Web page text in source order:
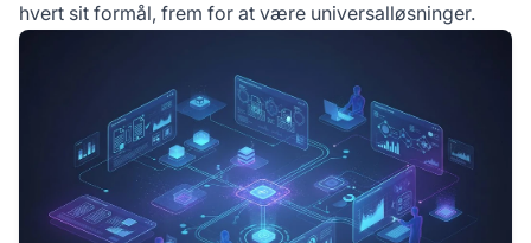
hvert sit formål, frem for at være universalløsninger.